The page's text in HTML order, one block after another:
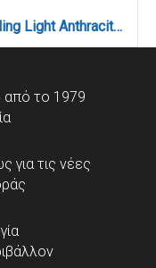
Torch LED 18W 3CCT Outdoor Ceiling Light Anthracite D:28cmx5,3cm (80300340)
από το 1979
για τις νέες